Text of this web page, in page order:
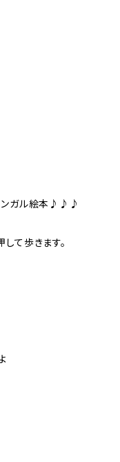
ンガル絵本♪♪♪
て歩きます。